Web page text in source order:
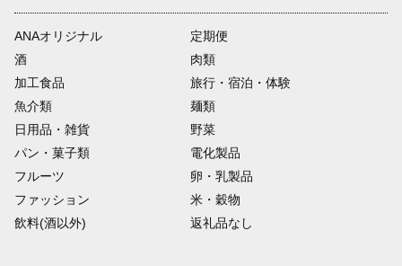
ANAオリジナル
定期便
酒
肉類
加工食品
旅行・宿泊・体験
魚介類
麺類
日用品・雑貨
野菜
パン・菓子類
電化製品
フルーツ
卵・乳製品
ファッション
米・穀物
飲料(酒以外)
返礼品なし